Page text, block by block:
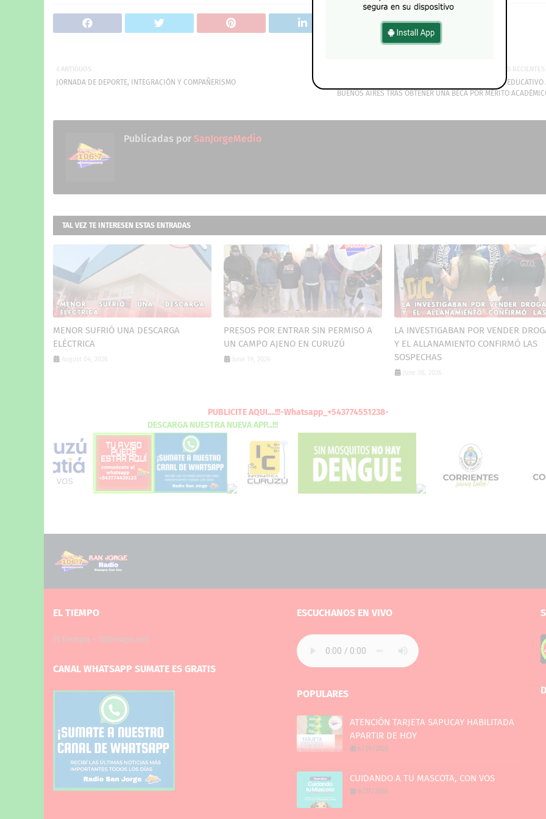
MÁS RECIENTES
ALUMNAS DE LA ESCUELA AGROTÉCNICA REALIZAN VIAJE EDUCATIVO
BUENOS AIRES TRAS OBTENER UNA BECA POR MÉRITO
ANTIGUOS
JORNADA DE DEPORTE, INTEGRACIÓN Y COMPAÑERISMO
Publicadas por SanJorgeMedio
TAL VEZ TE INTERESEN ESTAS ENTRADAS
MENOR SUFRIÓ UNA DESCARGA
ELÉCTRICA
August 04, 2026
PRESOS POR ENTRAR SIN PERMISO A
UN CAMPO AJENO EN CURUZÚ
June 19, 2026
LA INVESTIGABAN POR VENDER
Y EL ALLANAMIENTO CONFIRMÓ LAS
SOSPECHAS
June 08, 2026
PUBLICITEAQUI....!!!-Whatsapp_+543774551238-
DESCARGANUESTRA NUEVA
EL TIEMPO
El tiempo - Tutiempo.net
CANAL WHATSAPP SUMATE ES GRATIS
ESCUCHANOS EN VIVO
POPULARES
ATENCIÓN TARJETA SAPUCAY HABILITADA
APARTIR DE HOY
6/29/2026
CUIDANDO A TU MASCOTA, CON VOS
6/27/2026